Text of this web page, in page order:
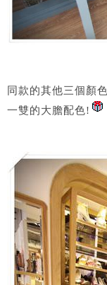
同款的其他三個顏
一雙的大膽配色!